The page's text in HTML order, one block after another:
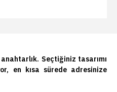
Seçtiğiniz tasarımı
en kısa sürede adresinize